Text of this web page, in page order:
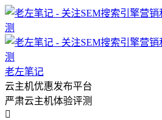
老左笔记
云主机优惠发布平台
严肃云主机体验评测
